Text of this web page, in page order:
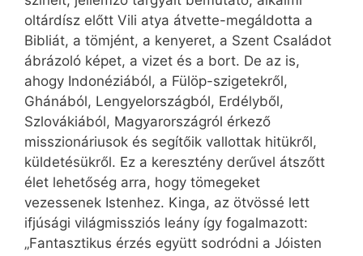
oltárdísz előtt Vili atya átvette-megáldotta a
Bibliát, a tömjént, a kenyeret, a Szent Családot
ábrázoló képet, a vizet és a bort. De az is,
ahogy Indonéziából, a Fülöp-szigetekről,
Ghánából, Lengyelországból, Erdélyből,
Szlovákiából, Magyarországról érkező
misszionáriusok és segítőik vallottak hitükről,
küldetésükről. Ez a keresztény derűvel átszőtt
élet lehetőség arra, hogy tömegeket
vezessenek Istenhez. Kinga, az ötvössé lett
ifjúsági világmissziós leány így fogalmazott:
„Fantasztikus érzés együtt sodródni a Jóisten